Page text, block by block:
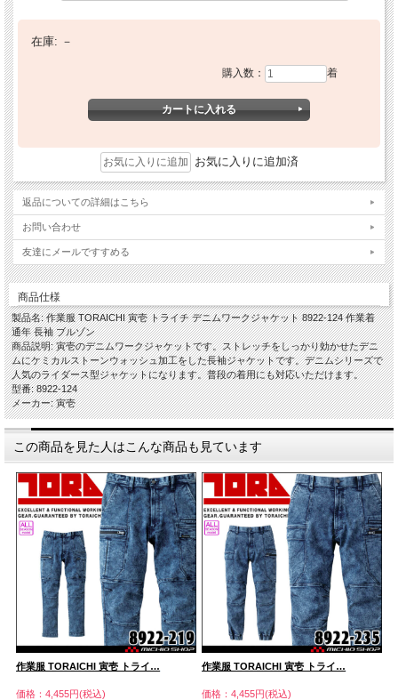
在庫: －
購入数： 着
お気に入りに追加済
返品についての詳細はこちら
お問い合わせ
友達にメールですすめる
商品仕様
製品名: 作業服 TORAICHI 寅壱 トライチ デニムワークジャケット 8922-124 作業着
通年 長袖 ブルゾン
商品説明: 寅壱のデニムワークジャケットです。ストレッチをしっかり効かせたデニ
ムにケミカルストーンウォッシュ加工をした長袖ジャケットです。デニムシリーズで
人気のライダース型ジャケットになります。普段の着用にも対応いただけます。
型番: 8922-124
メーカー: 寅壱
この商品を見た人はこんな商品も見ています
作業服 TORAICHI 寅壱 トライ…
価格：4,455円(税込)
作業服 TORAICHI 寅壱 トライ…
価格：4,455円(税込)